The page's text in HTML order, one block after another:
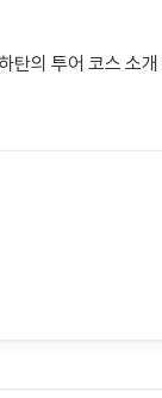
탄의 투어 코스 소개